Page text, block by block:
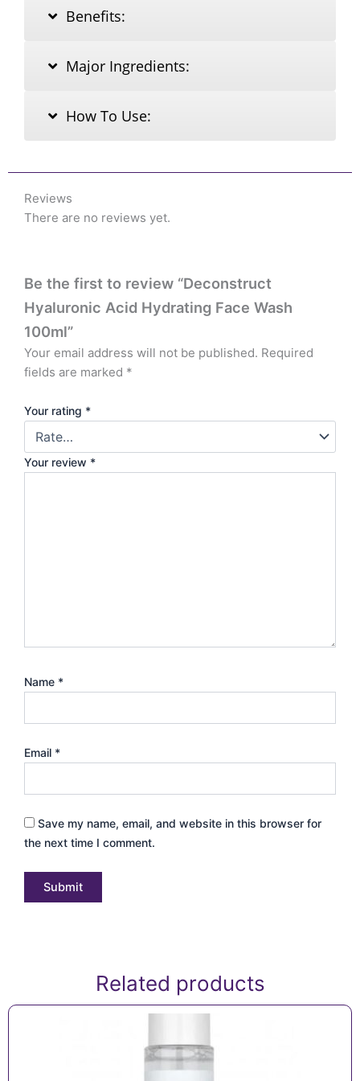
Benefits:
Major Ingredients:
How To Use:
Reviews
There are no reviews yet.
Be the first to review “Deconstruct
Hyaluronic Acid Hydrating Face Wash
100ml”
Your email address will not be published. Required
fields are marked *
Your rating *
Your review *
Name *
Email *
Save my name, email, and website in this browser for
the next time I comment.
Related products